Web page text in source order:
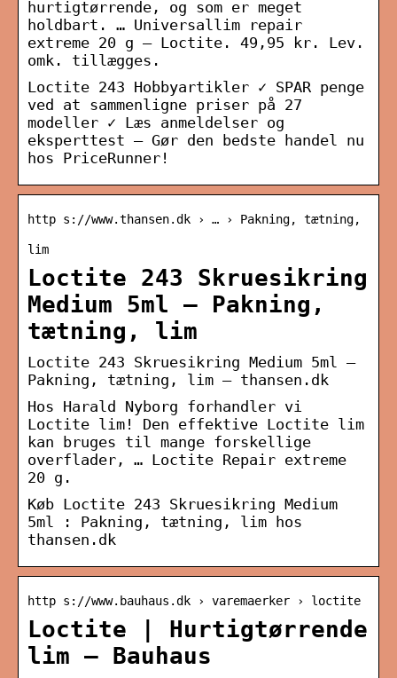
hurtigtørrende, og som er meget
holdbart. … Universallim repair
extreme 20 g – Loctite. 49,95 kr. Lev.
omk. tillægges.
Loctite 243 Hobbyartikler ✓ SPAR penge
ved at sammenligne priser på 27
modeller ✓ Læs anmeldelser og
eksperttest – Gør den bedste handel nu
hos PriceRunner!
http s://www.thansen.dk › … › Pakning, tætning,
lim
Loctite 243 Skruesikring
Medium 5ml – Pakning,
tætning, lim
Loctite 243 Skruesikring Medium 5ml –
Pakning, tætning, lim – thansen.dk
Hos Harald Nyborg forhandler vi
Loctite lim! Den effektive Loctite lim
kan bruges til mange forskellige
overflader, … Loctite Repair extreme
20 g.
Køb Loctite 243 Skruesikring Medium
5ml : Pakning, tætning, lim hos
thansen.dk
http s://www.bauhaus.dk › varemaerker › loctite
Loctite | Hurtigtørrende
lim – Bauhaus